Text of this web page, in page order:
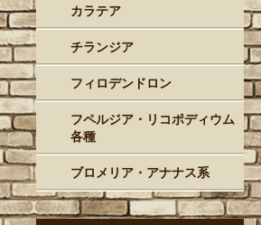
カラテア
チランジア
フィロデンドロン
フペルジア・リコポディウム
各種
ブロメリア・アナナス系